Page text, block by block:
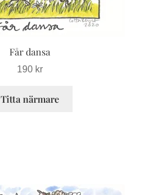
Får dansa
190 kr
Titta närmare
produktsidan
Den